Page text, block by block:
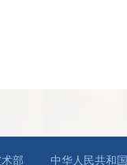
部 中华人民共和